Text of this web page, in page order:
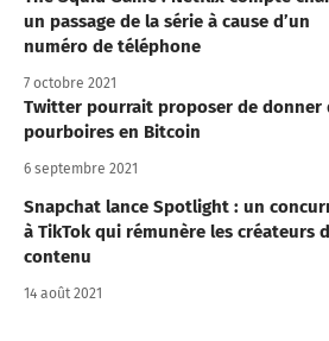
un passage de la série à cause d’un
numéro de téléphone
7 octobre 2021
Twitter pourrait proposer de donner
pourboires en Bitcoin
6 septembre 2021
Snapchat lance Spotlight : un
à TikTok qui rémunère les créateurs
contenu
14 août 2021